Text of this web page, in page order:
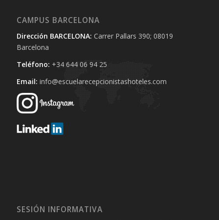
CAMPUS BARCELONA
Dirección BARCELONA: Carrer Pallars 390; 08019
Barcelona
Teléfono: +34 644 06 94 25‬
Email: info@escuelarecepcionistashoteles.com
SESIÓN INFORMATIVA